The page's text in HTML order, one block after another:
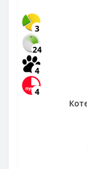
3
24
4
4